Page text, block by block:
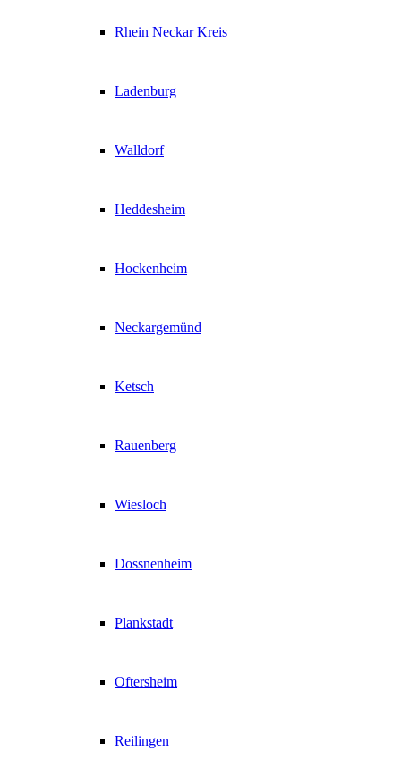
Rhein Neckar Kreis
Ladenburg
Walldorf
Heddesheim
Hockenheim
Neckargemünd
Ketsch
Rauenberg
Wiesloch
Dossnenheim
Plankstadt
Oftersheim
Reilingen